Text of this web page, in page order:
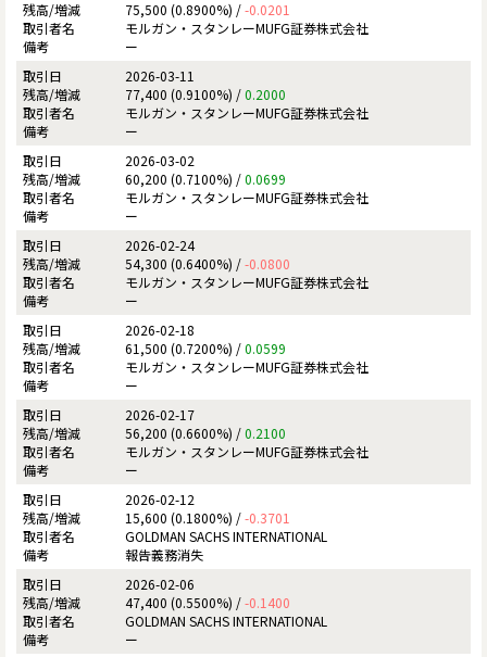
75,500 (0.8900%) /-0.0201
モルガン・スタンレーMUFG証券株式会社
ー
2026-03-11
77,400 (0.9100%) /0.2000
モルガン・スタンレーMUFG証券株式会社
ー
2026-03-02
60,200 (0.7100%) /0.0699
モルガン・スタンレーMUFG証券株式会社
ー
2026-02-24
54,300 (0.6400%) /-0.0800
モルガン・スタンレーMUFG証券株式会社
ー
2026-02-18
61,500 (0.7200%) /0.0599
モルガン・スタンレーMUFG証券株式会社
ー
2026-02-17
56,200 (0.6600%) /0.2100
モルガン・スタンレーMUFG証券株式会社
ー
2026-02-12
15,600 (0.1800%) /-0.3701
GOLDMAN SACHS INTERNATIONAL
報告義務消失
2026-02-06
47,400 (0.5500%) /-0.1400
GOLDMAN SACHS INTERNATIONAL
ー